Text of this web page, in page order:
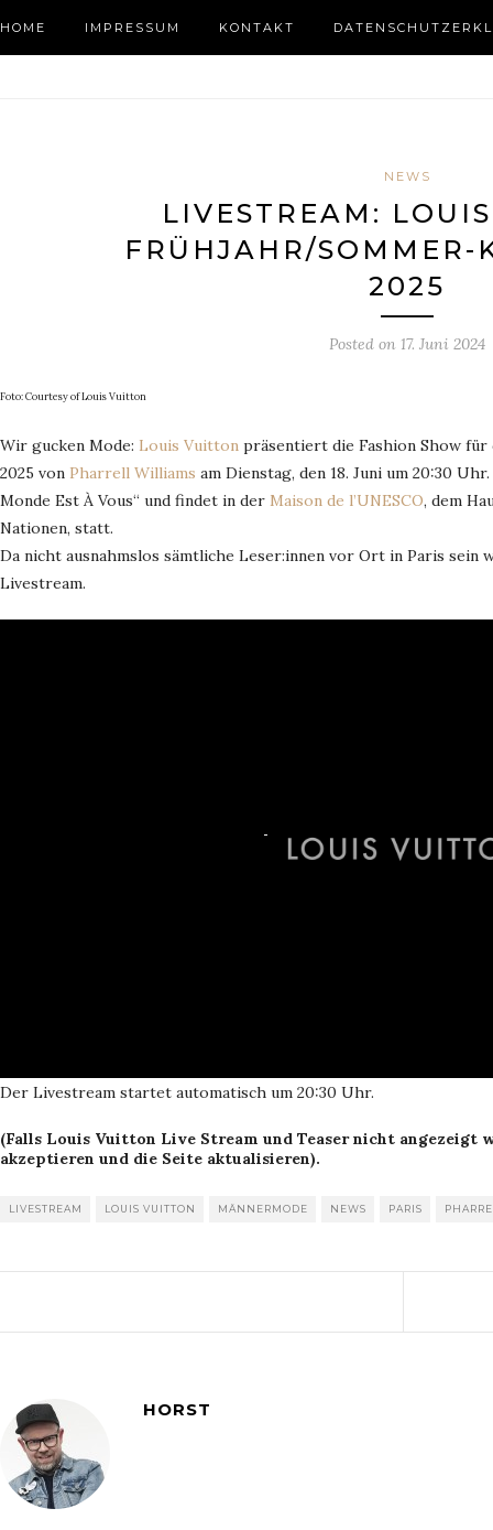
HOME IMPRESSUM KONTAKT
NEWS
LIVESTREAM:
FRÜHJAHR/SOMMER-
2025
Posted on 17. Juni 2024
Foto: Courtesy of Louis Vuitton
Wir gucken Mode: Louis Vuitton präsentiert die Fashion Show
2025 von Pharrell Williams am Dienstag, den 18. Juni um 20:30
Monde Est À Vous“ und findet in der Maison de l’UNESCO, dem
Nationen, statt.
Da nicht ausnahmslos sämtliche Leser:innen vor Ort in Paris sein
Livestream.
Der Livestream startet automatisch um 20:30 Uhr.
(Falls Louis Vuitton Live Stream und Teaser nicht angezeigt
akzeptieren und die Seite aktualisieren).
LIVESTREAM LOUIS VUITTON MÄNNERMODE NEWS PARIS
HORST